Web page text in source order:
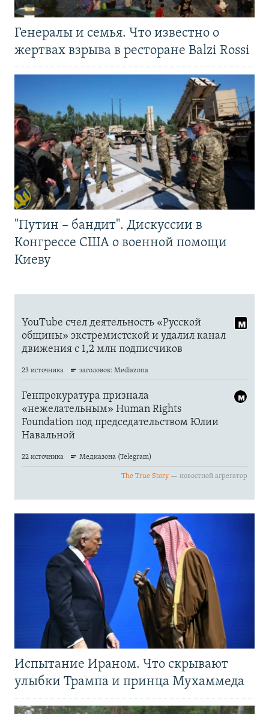
Генералы и семья. Что известно о
жертвах взрыва в ресторане Balzi Rossi
"Путин – бандит". Дискуссии в
Конгрессе США о военной помощи
Киеву
Испытание Ираном. Что скрывают
улыбки Трампа и принца Мухаммеда